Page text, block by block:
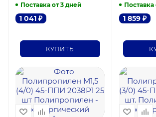
Поставка от 3 дней
1 041 ₽
КУПИТЬ
Поставка
1 859₽